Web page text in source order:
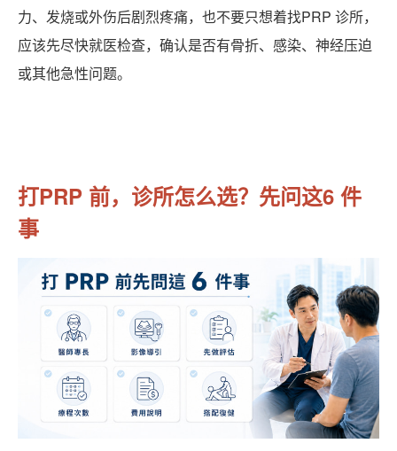
力、发烧或外伤后剧烈疼痛，也不要只想着找PRP 诊所，
应该先尽快就医检查，确认是否有骨折、感染、神经压迫
或其他急性问题。
打PRP 前，诊所怎么选？先问这6 件
事